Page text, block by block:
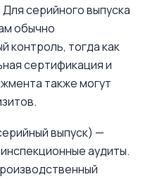
серийного выпуска
обычно
контроль, тогда как
сертификация и
также могут
выпуск) —
аудиты.